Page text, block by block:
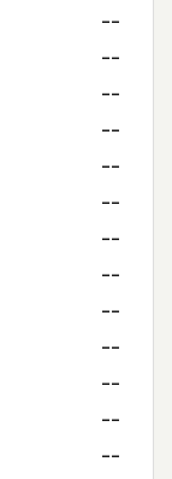
--
--
--
--
--
--
--
--
--
--
--
--
--